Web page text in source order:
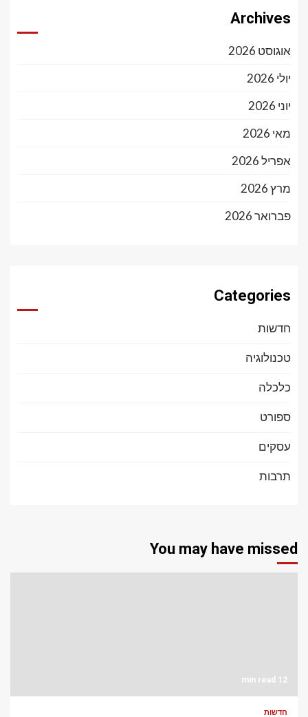
Archives
אוגוסט 2026
יולי 2026
יוני 2026
מאי 2026
אפריל 2026
מרץ 2026
פברואר 2026
Categories
חדשות
טכנולוגיה
כלכלה
ספורט
עסקים
תרבות
You may have missed
12 min read
חדשות